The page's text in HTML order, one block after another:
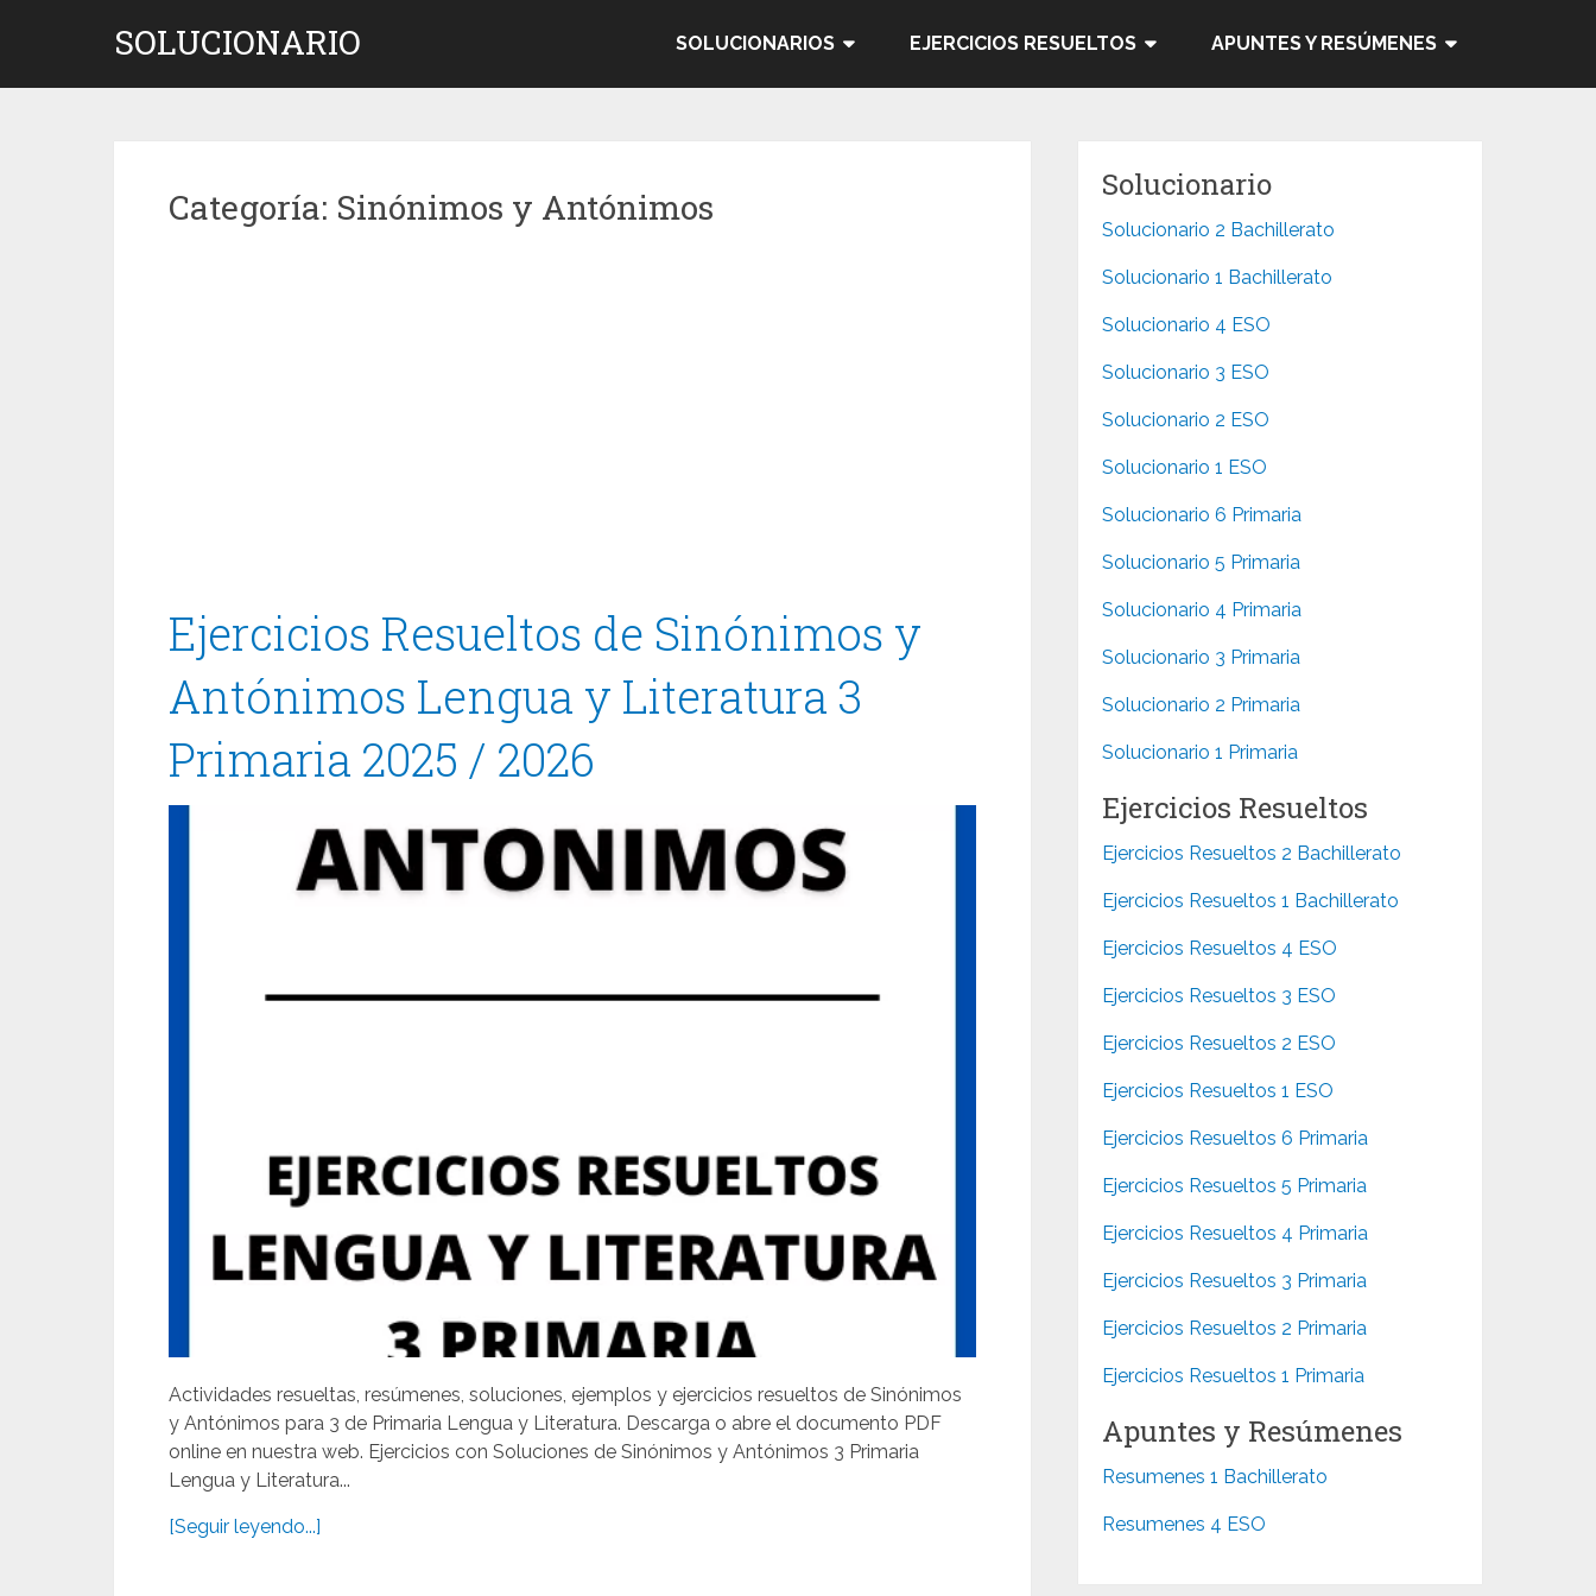
SOLUCIONARIO SOLUCIONARIOS EJERCICIOS RESUELTOS APUNTES Y RESÚMENES
Categoría: Sinónimos y Antónimos
Ejercicios Resueltos de Sinónimos y
Antónimos Lengua y Literatura 3
Primaria 2025 / 2026
Actividades resueltas, resúmenes, soluciones, ejemplos y ejercicios resueltos de Sinónimos
y Antónimos para 3 de Primaria Lengua y Literatura. Descarga o abre el documento PDF
online en nuestra web. Ejercicios con Soluciones de Sinónimos y Antónimos 3 Primaria
Lengua y Literatura...
[Seguir leyendo...]
Solucionario
Solucionario 2 Bachillerato
Solucionario 1 Bachillerato
Solucionario 4 ESO
Solucionario 3 ESO
Solucionario 2 ESO
Solucionario 1 ESO
Solucionario 6 Primaria
Solucionario 5 Primaria
Solucionario 4 Primaria
Solucionario 3 Primaria
Solucionario 2 Primaria
Solucionario 1 Primaria
Ejercicios Resueltos
Ejercicios Resueltos 2 Bachillerato
Ejercicios Resueltos 1 Bachillerato
Ejercicios Resueltos 4 ESO
Ejercicios Resueltos 3 ESO
Ejercicios Resueltos 2 ESO
Ejercicios Resueltos 1 ESO
Ejercicios Resueltos 6 Primaria
Ejercicios Resueltos 5 Primaria
Ejercicios Resueltos 4 Primaria
Ejercicios Resueltos 3 Primaria
Ejercicios Resueltos 2 Primaria
Ejercicios Resueltos 1 Primaria
Apuntes y Resúmenes
Resumenes 1 Bachillerato
Resumenes 4 ESO